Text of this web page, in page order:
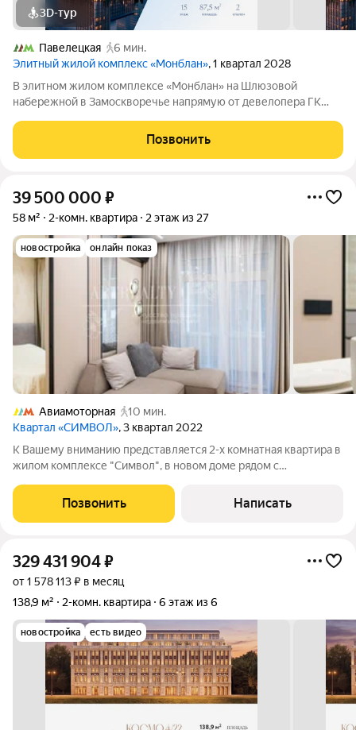
3D-тур
Павелецкая
6 мин.
Элитный жилой комплекс «Монблан», 1 квартал 2028
В элитном жилом комплексе «Монблан» на Шлюзовой
набережной в Замоскворечье напрямую от девелопера ГК
квартира на 15 этаже общей площадью 87.50 м. Квартира
предлагается без отделки. «Монблан»
Позвонить
39 500 000 ₽
58 м² 2-комн. квартира 2 этаж из 27
новостройка онлайн показ
Авиамоторная
10 мин.
Квартал «СИМВОЛ», 3 квартал 2022
К Вашему вниманию представляется 2-х комнатная квартира в
жилом комплексе "Символ", в новом доме рядом с
Квартира делалась для себя - с современным , дизайнерским
ремонтом. Установлена система
Позвонить Написать
329 431 904₽
от 1 578 113 ₽ в месяц
138,9 м²
2-комн. квартира 6 этаж из 6
новостройка есть видео